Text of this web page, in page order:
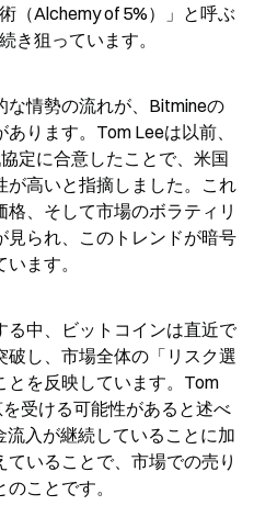
（Alchemy of 5%）」と呼ぶ
き狙っています。
情勢の流れが、Bitmineの
ります。Tom Leeは以前、
定に合意したことで、米国
高いと指摘しました。これ
、そして市場のボラティリ
見られ、このトレンドが暗号
ます。
中、ビットコインは直近で
破し、市場全体の「リスク選
とを反映しています。Tom
受ける可能性があると述べ
入が継続していることに加
いることで、市場での売り
ことです。